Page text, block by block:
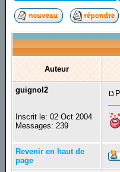
Auteur
guignol2
Inscrit le: 02 Oct 2004
Messages: 239
Revenir en haut de
page